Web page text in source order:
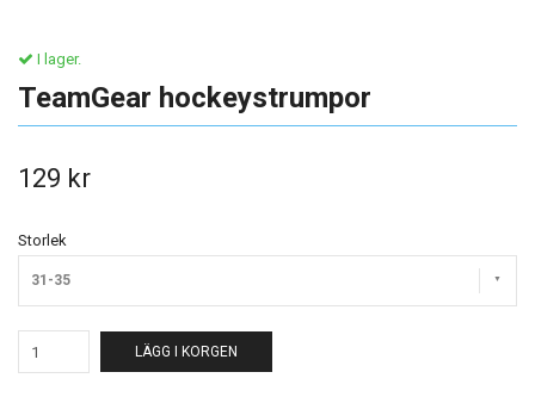
I lager.
TeamGear hockeystrumpor
129 kr
Storlek
31-35
LÄGG I KORGEN